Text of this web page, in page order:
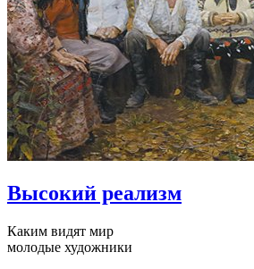
Высокий реализм
Каким видят мир
молодые художники